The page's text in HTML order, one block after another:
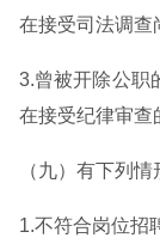
在接受司法调查
3.曾被开除公职
在接受纪律审查
（九）有下列
1.不符合岗位招